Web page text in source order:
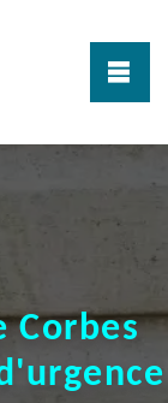
Corbes